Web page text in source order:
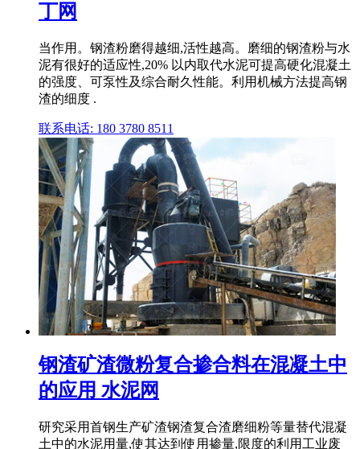
丁网
当作用。钢渣粉磨得越细,活性越高。磨细的钢渣粉与水
泥有很好的适应性,20% 以内取代水泥可提高硬化混凝土
的强度、可泵性及综合耐久性能。利用机械方法提高钢
渣的细度 .
联系电话: 180 3780 8511
钢渣矿渣微粉复合掺合料在混凝土中
的应用 水泥网
研究采用首钢生产矿渣钢渣复合渣磨细粉等量替代混凝
土中的水泥用量,使其达到使用掺量,限度的利用工业废